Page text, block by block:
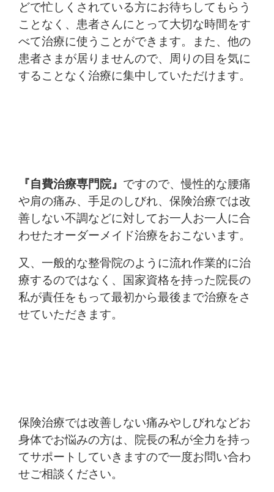
どで忙しくされている方にお待ちしてもらう
ことなく、患者さんにとって大切な時間をす
べて治療に使うことができます。また、他の
患者さまが居りませんので、周りの目を気に
することなく治療に集中していただけます。
『自費治療専門院』 ですので、慢性的な腰痛
や肩の痛み、手足のしびれ、保険治療では改
善しない不調などに対してお一人お一人に合
わせたオーダーメイド治療をおこないます。
又、一般的な整骨院のように流れ作業的に治
療するのではなく、国家資格を持った院長の
私が責任をもって最初から最後まで治療をさ
せていただきます。
保険治療では改善しない痛みやしびれなどお
身体でお悩みの方は、院長の私が全力を持っ
てサポートしていきますので一度お問い合わ
せご相談ください。